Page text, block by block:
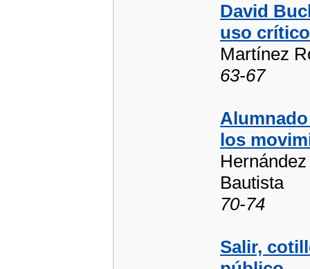
David
uso
Martínez
63-67
los
Bautista
70-74
Salir,